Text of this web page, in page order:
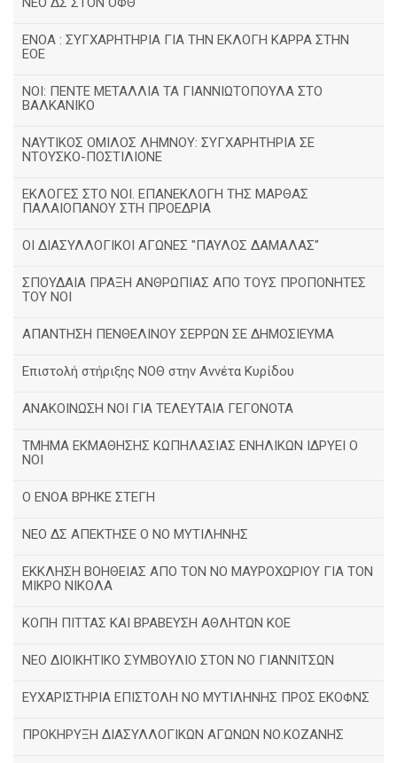
ΕΝΟΑ : ΣΥΓΧΑΡΗΤΗΡΙΑ ΓΙΑ ΤΗΝ ΕΚΛΟΓΗ ΚΑΡΡΑ ΣΤΗΝ
ΕΟΕ
ΝΟΙ: ΠΕΝΤΕ ΜΕΤΑΛΛΙΑ ΤΑ ΓΙΑΝΝΙΩΤΟΠΟΥΛΑ ΣΤΟ
ΒΑΛΚΑΝΙΚΟ
ΝΑΥΤΙΚΟΣ ΟΜΙΛΟΣ ΛΗΜΝΟΥ: ΣΥΓΧΑΡΗΤΗΡΙΑ ΣΕ
ΝΤΟΥΣΚΟ-ΠΟΣΤΙΛΙΟΝΕ
ΕΚΛΟΓΕΣ ΣΤΟ ΝΟΙ. ΕΠΑΝΕΚΛΟΓΗ ΤΗΣ ΜΑΡΘΑΣ
ΠΑΛΑΙΟΠΑΝΟΥ ΣΤΗ ΠΡΟΕΔΡΙΑ
ΟΙ ΔΙΑΣΥΛΛΟΓΙΚΟΙ ΑΓΩΝΕΣ "ΠΑΥΛΟΣ ΔΑΜΑΛΑΣ"
ΣΠΟΥΔΑΙΑ ΠΡΑΞΗ ΑΝΘΡΩΠΙΑΣ ΑΠΟ ΤΟΥΣ ΠΡΟΠΟΝΗΤΕΣ
ΤΟΥ ΝΟΙ
ΑΠΑΝΤΗΣΗ ΠΕΝΘΕΛΙΝΟΥ ΣΕΡΡΩΝ ΣΕ ΔΗΜΟΣΙΕΥΜΑ
Επιστολή στήριξης ΝΟΘ στην Αννέτα Κυρίδου
ΑΝΑΚΟΙΝΩΣΗ ΝΟΙ ΓΙΑ ΤΕΛΕΥΤΑΙΑ ΓΕΓΟΝΟΤΑ
ΤΜΗΜΑ ΕΚΜΑΘΗΣΗΣ ΚΩΠΗΛΑΣΙΑΣ ΕΝΗΛΙΚΩΝ ΙΔΡΥΕΙ Ο
ΝΟΙ
Ο ΕΝΟΑ ΒΡΗΚΕ ΣΤΕΓΗ
ΝΕΟ ΔΣ ΑΠΕΚΤΗΣΕ Ο ΝΟ ΜΥΤΙΛΗΝΗΣ
ΕΚΚΛΗΣΗ ΒΟΗΘΕΙΑΣ ΑΠΟ ΤΟΝ ΝΟ ΜΑΥΡΟΧΩΡΙΟΥ ΓΙΑ ΤΟΝ
ΜΙΚΡΟ ΝΙΚΟΛΑ
ΚΟΠΗ ΠΙΤΤΑΣ ΚΑΙ ΒΡΑΒΕΥΣΗ ΑΘΛΗΤΩΝ ΚΟΕ
ΝΕΟ ΔΙΟΙΚΗΤΙΚΟ ΣΥΜΒΟΥΛΙΟ ΣΤΟΝ ΝΟ ΓΙΑΝΝΙΤΣΩΝ
ΕΥΧΑΡΙΣΤΗΡΙΑ ΕΠΙΣΤΟΛΗ ΝΟ ΜΥΤΙΛΗΝΗΣ ΠΡΟΣ ΕΚΟΦΝΣ
ΠΡΟΚΗΡΥΞΗ ΔΙΑΣΥΛΛΟΓΙΚΩΝ ΑΓΩΝΩΝ ΝΟ.ΚΟΖΑΝΗΣ